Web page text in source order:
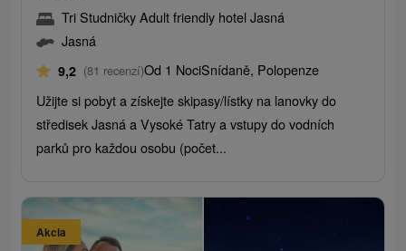
Tri Studničky Adult friendly hotel Jasná
Jasná
9,2 (81 recenzí)Od 1 NociSnídaně, Polopenze
Užijte si pobyt a získejte skipasy/lístky na lanovky do
středisek Jasná a Vysoké Tatry a vstupy do vodních
parků pro každou osobu (počet...
Akcia